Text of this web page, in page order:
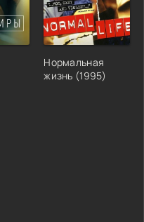
Нормальная
жизнь (1995)